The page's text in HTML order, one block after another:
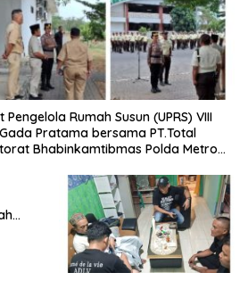
Rumah Susun (UPRS) VIII
Pratama bersama PT.Total
Bhabinkamtibmas Polda Metro